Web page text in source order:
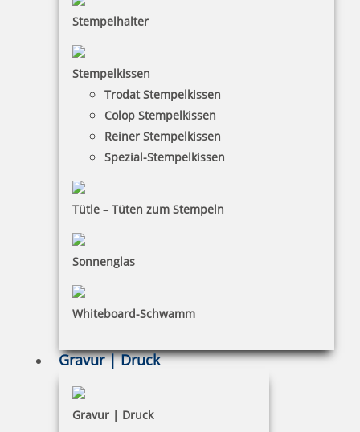
Stempelhalter
Stempelkissen
Trodat Stempelkissen
Colop Stempelkissen
Reiner Stempelkissen
Spezial-Stempelkissen
Tütle – Tüten zum Stempeln
Sonnenglas
Whiteboard-Schwamm
Gravur | Druck
Gravur | Druck
HINWEISE
Versandinformationen
Zahlungsbedingungen
Bestellhinweise
INFORMATIONEN
Impressum
Widerruf
Barrierefreiheit